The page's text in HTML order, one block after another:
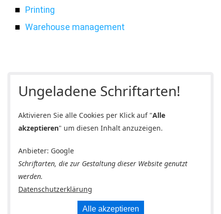
Printing
Warehouse management
Ungeladene Schriftarten!
Aktivieren Sie alle Cookies per Klick auf "Alle
akzeptieren" um diesen Inhalt anzuzeigen.
Anbieter: Google
Schriftarten, die zur Gestaltung dieser Website genutzt
werden.
Datenschutzerklärung
Alle akzeptieren